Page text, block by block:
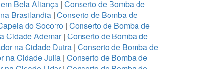
Bela Aliança | Conserto de Bomba de
Brasilandia | Conserto de Bomba de
do Socorro | Conserto de Bomba de
Cidade Ademar| Conserto de Bomba de
na Cidade Dutra | Conserto de Bomba de
na Cidade Julia | Conserto de Bomba de